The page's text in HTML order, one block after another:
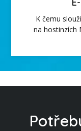
K čemu
na hostinzích